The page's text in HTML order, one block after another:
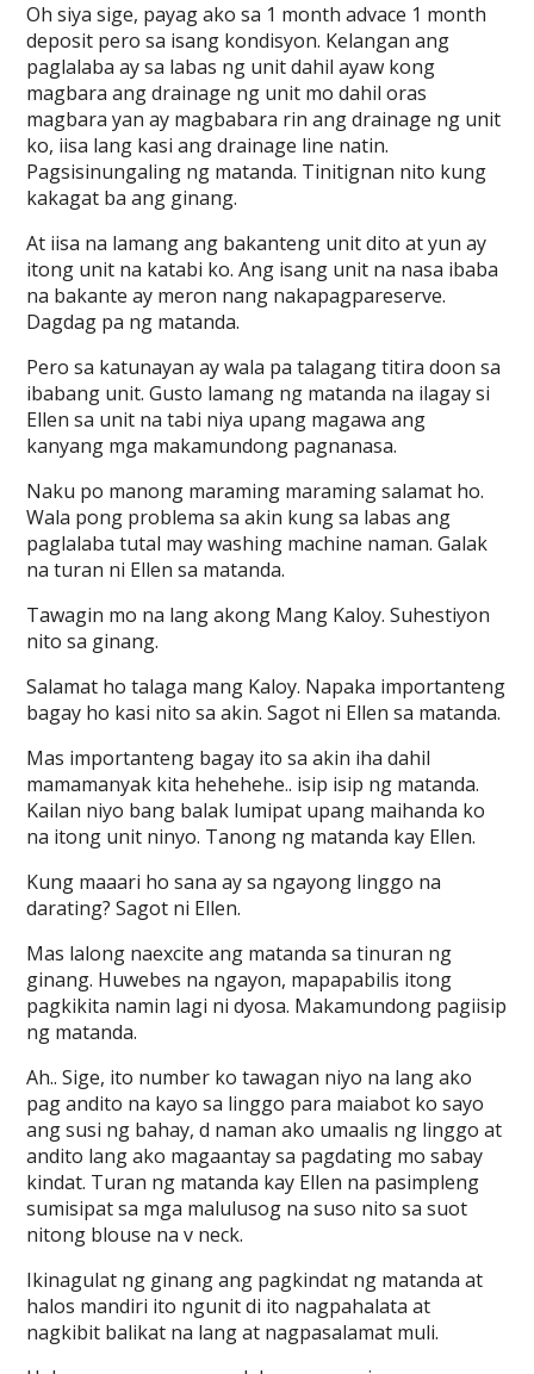
Oh siya sige, payag ako sa 1 month advace 1 month
deposit pero sa isang kondisyon. Kelangan ang
paglalaba ay sa labas ng unit dahil ayaw kong
magbara ang drainage ng unit mo dahil oras
magbara yan ay magbabara rin ang drainage ng unit
ko, iisa lang kasi ang drainage line natin.
Pagsisinungaling ng matanda. Tinitignan nito kung
kakagat ba ang ginang.
At iisa na lamang ang bakanteng unit dito at yun ay
itong unit na katabi ko. Ang isang unit na nasa ibaba
na bakante ay meron nang nakapagpareserve.
Dagdag pa ng matanda.
Pero sa katunayan ay wala pa talagang titira doon sa
ibabang unit. Gusto lamang ng matanda na ilagay si
Ellen sa unit na tabi niya upang magawa ang
kanyang mga makamundong pagnanasa.
Naku po manong maraming maraming salamat ho.
Wala pong problema sa akin kung sa labas ang
paglalaba tutal may washing machine naman. Galak
na turan ni Ellen sa matanda.
Tawagin mo na lang akong Mang Kaloy. Suhestiyon
nito sa ginang.
Salamat ho talaga mang Kaloy. Napaka importanteng
bagay ho kasi nito sa akin. Sagot ni Ellen sa matanda.
Mas importanteng bagay ito sa akin iha dahil
mamamanyak kita hehehehe.. isip isip ng matanda.
Kailan niyo bang balak lumipat upang maihanda ko
na itong unit ninyo. Tanong ng matanda kay Ellen.
Kung maaari ho sana ay sa ngayong linggo na
darating? Sagot ni Ellen.
Mas lalong naexcite ang matanda sa tinuran ng
ginang. Huwebes na ngayon, mapapabilis itong
pagkikita namin lagi ni dyosa. Makamundong pagiisip
ng matanda.
Ah.. Sige, ito number ko tawagan niyo na lang ako
pag andito na kayo sa linggo para maiabot ko sayo
ang susi ng bahay, d naman ako umaalis ng linggo at
andito lang ako magaantay sa pagdating mo sabay
kindat. Turan ng matanda kay Ellen na pasimpleng
sumisipat sa mga malulusog na suso nito sa suot
nitong blouse na v neck.
Ikinagulat ng ginang ang pagkindat ng matanda at
halos mandiri ito ngunit di ito nagpahalata at
nagkibit balikat na lang at nagpasalamat muli.